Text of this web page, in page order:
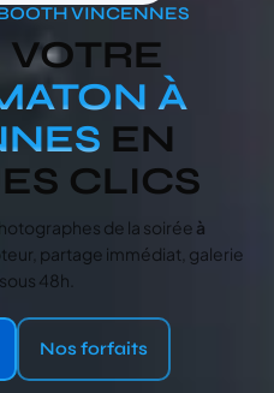
VINCENNES
À
EN
CLICS
de la soirée à
partage immédiat, galerie
48h.
Nos forfaits